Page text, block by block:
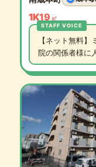
1K19 ㎡
【ネット無料
院の関係者様に